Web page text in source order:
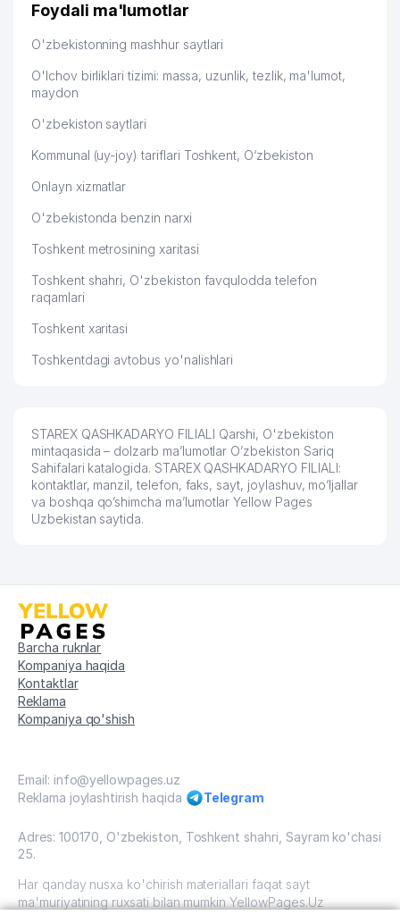
Foydali ma'lumotlar
O'zbekistonning mashhur saytlari
O'lchov birliklari tizimi: massa, uzunlik, tezlik, ma'lumot,
maydon
O'zbekiston saytlari
Kommunal (uy-joy) tariflari Toshkent, O‘zbekiston
Onlayn xizmatlar
O'zbekistonda benzin narxi
Toshkent metrosining xaritasi
Toshkent shahri, O'zbekiston favqulodda telefon
raqamlari
Toshkent xaritasi
Toshkentdagi avtobus yo'nalishlari
STAREX QASHKADARYO FILIALI Qarshi, O'zbekiston
mintaqasida – dolzarb ma’lumotlar O’zbekiston Sariq
Sahifalari katalogida. STAREX QASHKADARYO FILIALI:
kontaktlar, manzil, telefon, faks, sayt, joylashuv, mo’ljallar
va boshqa qo’shimcha ma’lumotlar Yellow Pages
Uzbekistan saytida.
Barcha ruknlar
Kompaniya haqida
Kontaktlar
Reklama
Kompaniya qo'shish
Email: info@yellowpages.uz
Reklama joylashtirish haqida
Telegram
Adres: 100170, O'zbekiston, Toshkent shahri, Sayram ko'chasi
25.
Har qanday nusxa ko'chirish materiallari faqat sayt
ma'muriyatining ruxsati bilan mumkin YellowPages.Uz